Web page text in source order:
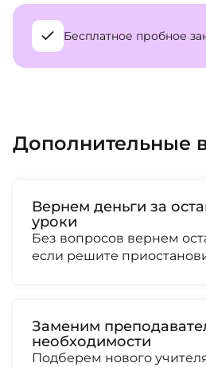
Бесплатное пробное
Дополнительные
Вернем деньги за
уроки
Без вопросов вернем
если решите
Заменим
необходимости
Подберем нового